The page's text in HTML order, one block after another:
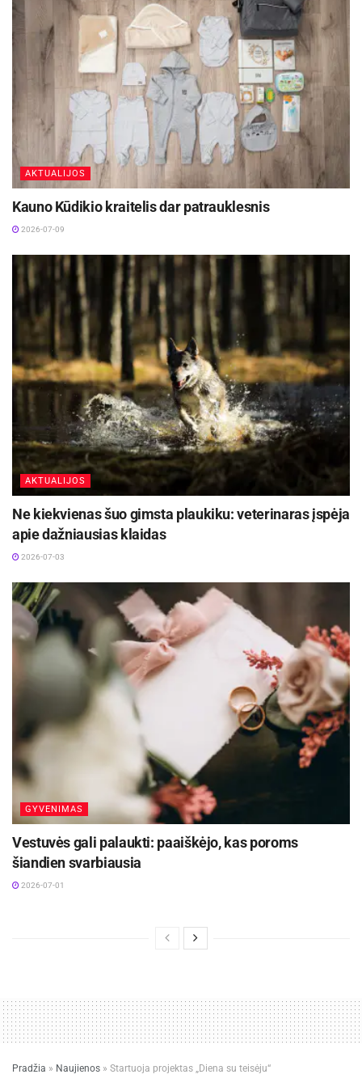
AKTUALIJOS
Kauno Kūdikio kraitelis dar patrauklesnis
2026-07-09
AKTUALIJOS
Ne kiekvienas šuo gimsta plaukiku: veterinaras įspėja
apie dažniausias klaidas
2026-07-03
GYVENIMAS
Vestuvės gali palaukti: paaiškėjo, kas poroms
šiandien svarbiausia
2026-07-01
Pradžia » Naujienos » Startuoja projektas „Diena su teisėju“